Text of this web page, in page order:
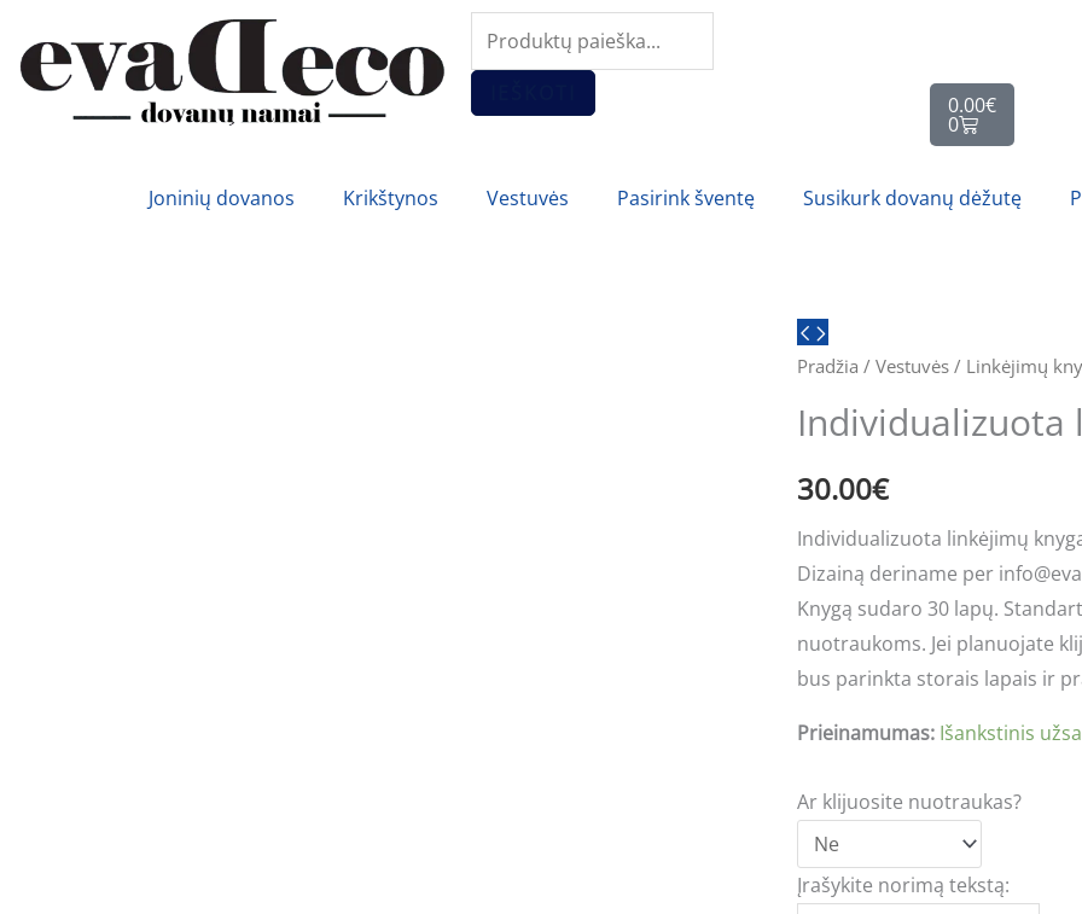
prie
turinio
Products
search
0.00€
0
Cart
Joninių dovanos Krikštynos Vestuvės Pasirink šventę Susikurk dovanų dėžutę
Pradžia / Vestuvės / Linkėjimų
Individualizuota
30.00€
Individualizuota linkėjimų
Dizainą deriname per
Knygą sudaro 30 lapų.
nuotraukoms. Jei planuojate
bus parinkta storais lapais ir
Prieinamumas: Išankstinis
Ar klijuosite nuotraukas?
Įrašykite norimą tekstą:
produkto
kiekis:
linkėjimų